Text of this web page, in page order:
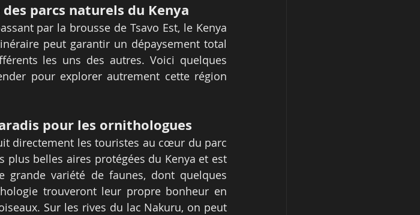
parcs naturels du Kenya
par la brousse de Tsavo Est, le Kenya
peut garantir un dépaysement total
les uns des autres. Voici quelques
pour explorer autrement cette région
pour les ornithologues
directement les touristes au cœur du parc
belles aires protégées du Kenya et est
variété de faunes, dont quelques
trouveront leur propre bonheur en
Sur les rives du lac Nakuru, on peut